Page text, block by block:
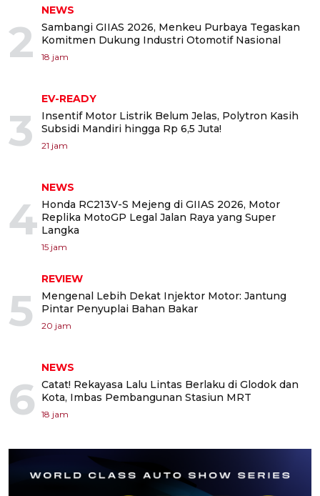
2
NEWS
Sambangi GIIAS 2026, Menkeu Purbaya Tegaskan
Komitmen Dukung Industri Otomotif Nasional
18 jam
3
EV-READY
Insentif Motor Listrik Belum Jelas, Polytron Kasih
Subsidi Mandiri hingga Rp 6,5 Juta!
21 jam
4
NEWS
Honda RC213V-S Mejeng di GIIAS 2026, Motor
Replika MotoGP Legal Jalan Raya yang Super
Langka
15 jam
5
REVIEW
Mengenal Lebih Dekat Injektor Motor: Jantung
Pintar Penyuplai Bahan Bakar
20 jam
6
NEWS
Catat! Rekayasa Lalu Lintas Berlaku di Glodok dan
Kota, Imbas Pembangunan Stasiun MRT
18 jam